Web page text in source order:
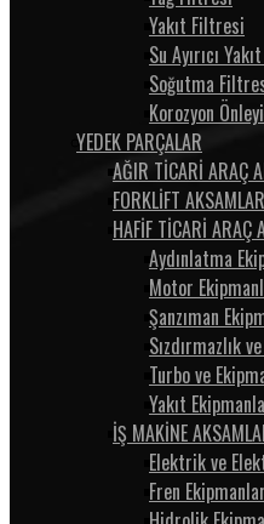
Yakıt Filtresi
Su Ayırıcı
Soğutma
Korozyon
YEDEK PARÇALAR
AĞIR TİCARİ ARAÇ
FORKLİFT
HAFİF TİCARİ ARAÇ
Aydınlatma
Motor
Şanzıman
Sızdırmazlık
Turbo ve
Yakıt
İŞ MAKİNE
Elektrik ve
Fren